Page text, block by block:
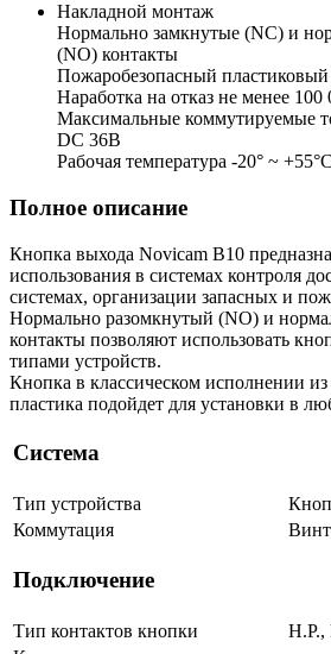
Накладной монтаж
Нормально замкнутые (NC) и
(NO) контакты
Пожаробезопасный пластиковый
Наработка на отказ не менее 100
Максимальные коммутируемые
DC 36В
Рабочая температура -20° ~ +55°С
Полное описание
Кнопка выхода Novicam B10
использования в системах контроля
системах, организации запасных и
Нормально разомкнутый (NO) и
контакты позволяют использовать
типами устройств.
Кнопка в классическом исполнении
пластика подойдет для установки в
Система
Тип устройства
Коммутация
Подключение
Тип контактов кнопки
Н.Р.,